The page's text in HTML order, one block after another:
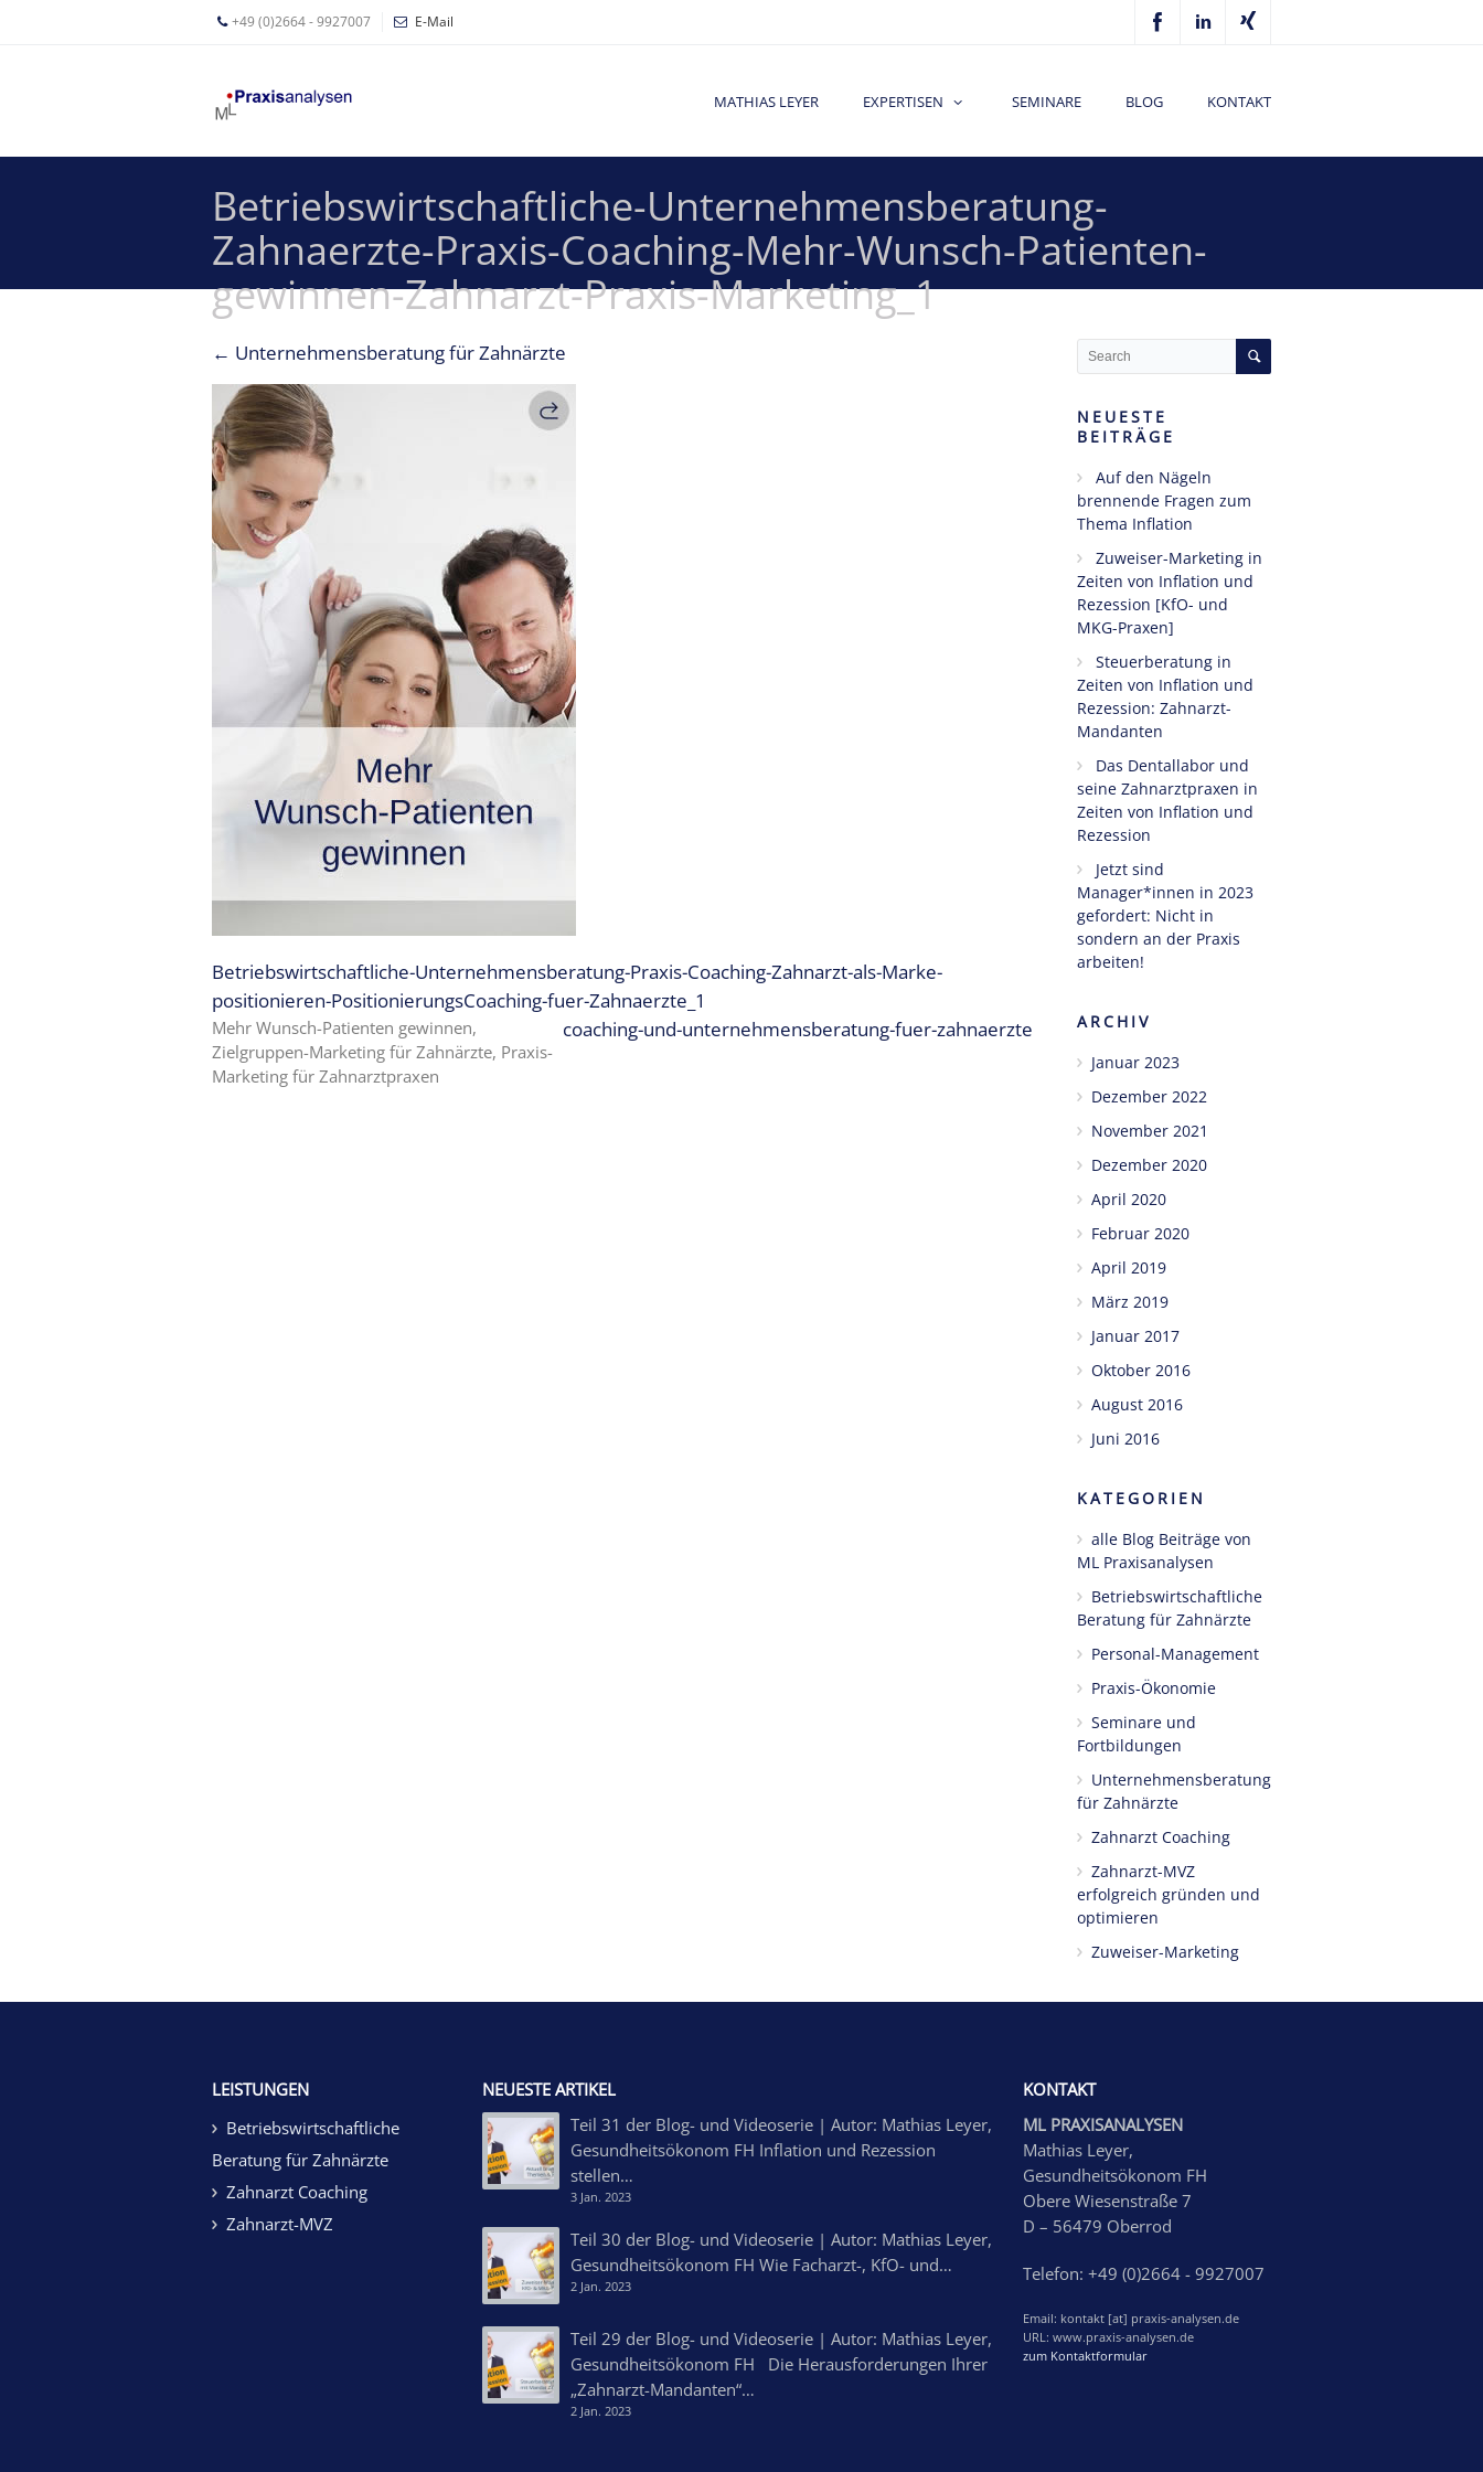
+49 (0)2664 - 9927007 E-Mail
MATHIAS LEYER EXPERTISEN SEMINARE BLOG KONTAKT
Betriebswirtschaftliche-Unternehmensberatung-
Zahnaerzte-Praxis-Coaching-Mehr-Wunsch-Patienten-
gewinnen-Zahnarzt-Praxis-Marketing_1
← Unternehmensberatung für Zahnärzte
Betriebswirtschaftliche-Unternehmensberatung-Praxis-Coaching-Zahnarzt-als-Marke-
positionieren-PositionierungsCoaching-fuer-Zahnaerzte_1
coaching-und-unternehmensberatung-fuer-zahnaerzte
Mehr Wunsch-Patienten gewinnen,
Zielgruppen-Marketing für Zahnärzte, Praxis-
Marketing für Zahnarztpraxen
NEUESTE
BEITRÄGE
Auf den Nägeln
brennende Fragen zum
Thema Inflation
Zuweiser-Marketing in
Zeiten von Inflation und
Rezession [KfO- und
MKG-Praxen]
Steuerberatung in
Zeiten von Inflation und
Rezession: Zahnarzt-
Mandanten
Das Dentallabor und
seine Zahnarztpraxen in
Zeiten von Inflation und
Rezession
Jetzt sind
Manager*innen in 2023
gefordert: Nicht in
sondern an der Praxis
arbeiten!
ARCHIV
Januar 2023
Dezember 2022
November 2021
Dezember 2020
April 2020
Februar 2020
April 2019
März 2019
Januar 2017
Oktober 2016
August 2016
Juni 2016
KATEGORIEN
alle Blog Beiträge von
ML Praxisanalysen
Betriebswirtschaftliche
Beratung für Zahnärzte
Personal-Management
Praxis-Ökonomie
Seminare und
Fortbildungen
Unternehmensberatung
für Zahnärzte
Zahnarzt Coaching
Zahnarzt-MVZ
erfolgreich gründen und
optimieren
Zuweiser-Marketing
LEISTUNGEN
Betriebswirtschaftliche
Beratung für Zahnärzte
Zahnarzt Coaching
Zahnarzt-MVZ
NEUESTE ARTIKEL
Teil 31 der Blog- und Videoserie | Autor: Mathias Leyer,
Gesundheitsökonom FH Inflation und Rezession
stellen…
3 Jan. 2023
Teil 30 der Blog- und Videoserie | Autor: Mathias Leyer,
Gesundheitsökonom FH Wie Facharzt-, KfO- und…
2 Jan. 2023
Teil 29 der Blog- und Videoserie | Autor: Mathias Leyer,
Gesundheitsökonom FH Die Herausforderungen Ihrer
„Zahnarzt-Mandanten“…
2 Jan. 2023
KONTAKT
ML PRAXISANALYSEN
Mathias Leyer,
Gesundheitsökonom FH
Obere Wiesenstraße 7
D – 56479 Oberrod
Telefon: +49 (0)2664 - 9927007
Email: kontakt [at] praxis-analysen.de
URL: www.praxis-analysen.de
zum Kontaktformular
Zahnarzt